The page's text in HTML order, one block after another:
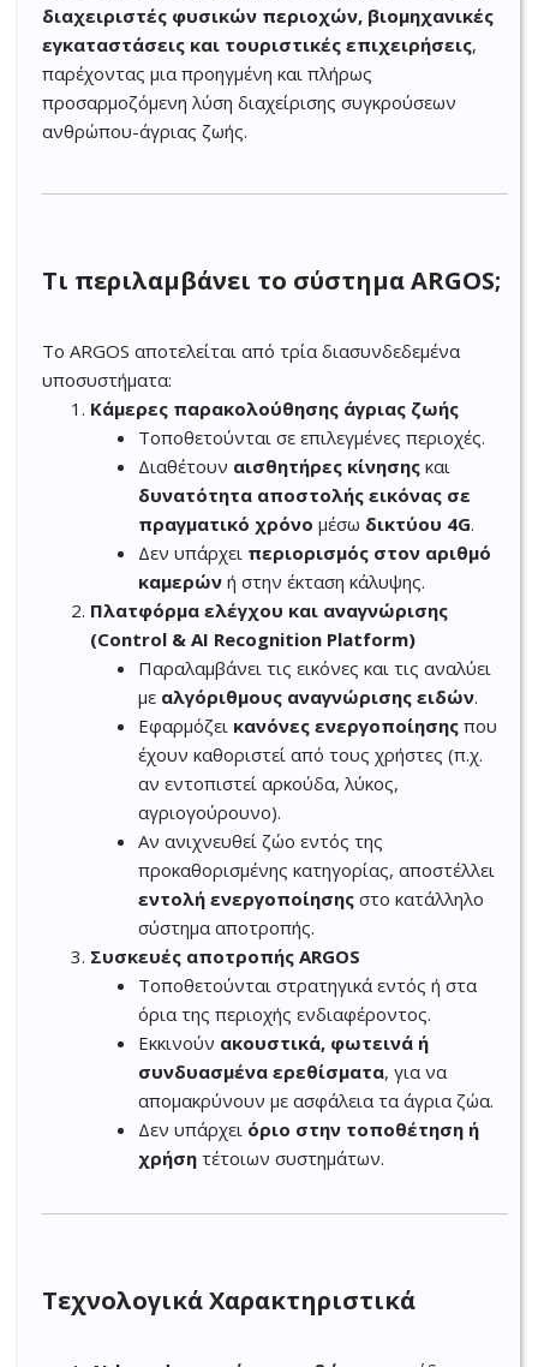
διαχειριστές φυσικών περιοχών, βιομηχανικές
εγκαταστάσεις και τουριστικές επιχειρήσεις,
παρέχοντας μια προηγμένη και πλήρως
προσαρμοζόμενη λύση διαχείρισης συγκρούσεων
ανθρώπου-άγριας ζωής.
Τι περιλαμβάνει το σύστημα ARGOS;
Το ARGOS αποτελείται από τρία διασυνδεδεμένα
υποσυστήματα:
Κάμερες παρακολούθησης άγριας ζωής
Τοποθετούνται σε επιλεγμένες περιοχές.
Διαθέτουν αισθητήρες κίνησης και
δυνατότητα αποστολής εικόνας σε
πραγματικό χρόνο μέσω δικτύου 4G.
Δεν υπάρχει περιορισμός στον αριθμό
καμερών ή στην έκταση κάλυψης.
Πλατφόρμα ελέγχου και αναγνώρισης
(Control & AI Recognition Platform)
Παραλαμβάνει τις εικόνες και τις αναλύει
με αλγόριθμους αναγνώρισης ειδών.
Εφαρμόζει κανόνες ενεργοποίησης που
έχουν καθοριστεί από τους χρήστες (π.χ.
αν εντοπιστεί αρκούδα, λύκος,
αγριογούρουνο).
Αν ανιχνευθεί ζώο εντός της
προκαθορισμένης κατηγορίας, αποστέλλει
εντολή ενεργοποίησης στο κατάλληλο
σύστημα αποτροπής.
Συσκευές αποτροπής ARGOS
Τοποθετούνται στρατηγικά εντός ή στα
όρια της περιοχής ενδιαφέροντος.
Εκκινούν ακουστικά, φωτεινά ή
συνδυασμένα ερεθίσματα, για να
απομακρύνουν με ασφάλεια τα άγρια ζώα.
Δεν υπάρχει όριο στην τοποθέτηση ή
χρήση τέτοιων συστημάτων.
Τεχνολογικά Χαρακτηριστικά